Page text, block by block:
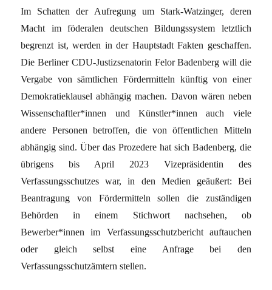
Im Schatten der Aufregung um Stark-Watzinger, deren
Macht im föderalen deutschen Bildungssystem letztlich
begrenzt ist, werden in der Hauptstadt Fakten geschaffen.
Die Berliner CDU-Justizsenatorin Felor Badenberg will die
Vergabe von sämtlichen Fördermitteln künftig von einer
Demokratieklausel abhängig machen. Davon wären neben
Wissenschaftler*innen und Künstler*innen auch viele
andere Personen betroffen, die von öffentlichen Mitteln
abhängig sind. Über das Prozedere hat sich Badenberg, die
übrigens bis April 2023 Vizepräsidentin des
Verfassungsschutzes war, in den Medien geäußert: Bei
Beantragung von Fördermitteln sollen die zuständigen
Behörden in einem Stichwort nachsehen, ob
Bewerber*innen im Verfassungsschutzbericht auftauchen
oder gleich selbst eine Anfrage bei den
Verfassungsschutzämtern stellen.